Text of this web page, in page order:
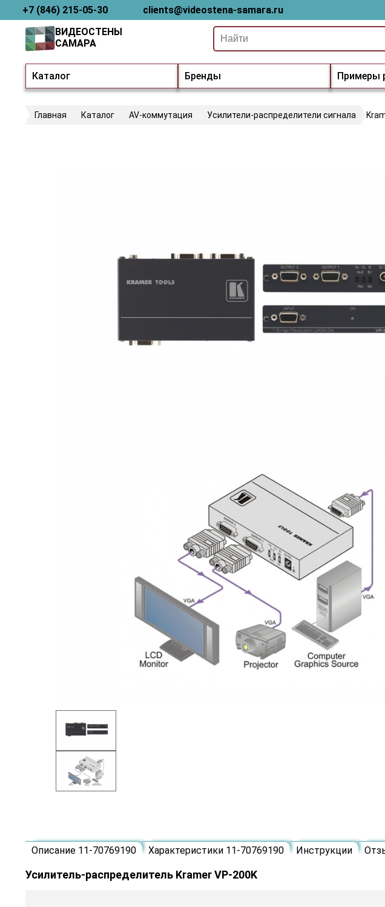
+7 (846) 215-05-30 clients@videostena-samara.ru
Каталог Бренды Примеры
ВИДЕОСТЕНЫ
САМАРА
Главная Каталог AV-коммутация Усилители-распределители сигнала
Описание 11-70769190 Характеристики 11-70769190 Инструкции
Усилитель-распределитель Kramer VP-200K